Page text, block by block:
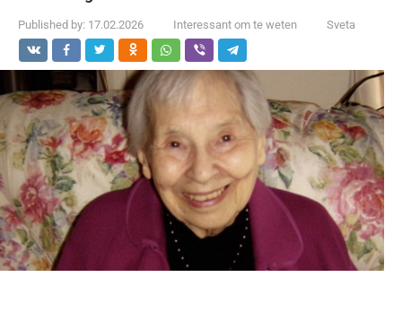
Published by: 17.02.2026 Interessant om te weten Sveta